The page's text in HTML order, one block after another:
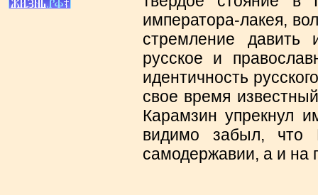
императора-лакея,
стремление
русское и
идентичность
свое время
Карамзин упрекнул
видимо забыл, что
самодержавии, а и на